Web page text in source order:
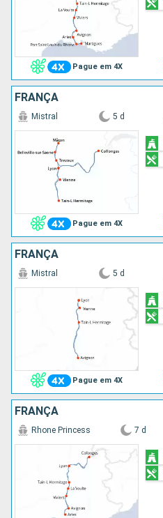
Pague em 4X
FRANÇA
Pague em 4X
Mistral 5 d
FRANÇA
Pague em 4X
Mistral 5 d
FRANÇA
Rhone Princess 7 d